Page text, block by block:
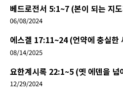
베드로전서 5:1~7 (본이 되는 지
06/08/2024
에스겔 17:11~24 (언약에 충실한
08/14/2025
요한계시록 22:1~5 (옛 에덴을 넘
12/29/2024